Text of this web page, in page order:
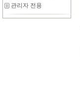
관리자 전용